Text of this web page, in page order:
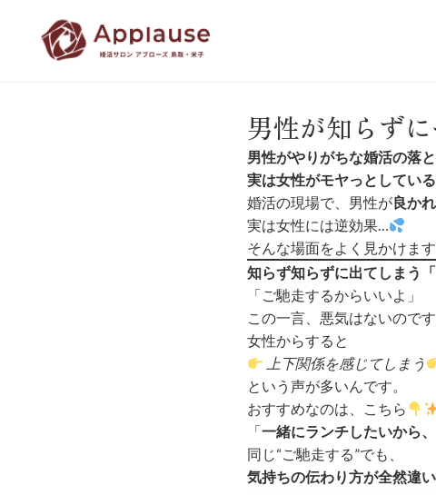
男性が知らず
男性がやりがちな婚活の落
実は女性がモヤっとしてい
婚活の現場で、男性が良か
実は女性には逆効果…
そんな場面をよく見かけます
知らず知らずに出てしまう
「ご馳走するからいいよ」
この一言、悪気はないので
女性からすると
上下関係を感じてしまう
という声が多いんです。
おすすめなのは、こちら
「一緒にランチしたいから
同じ“ご馳走する”でも、
気持ちの伝わり方が全然違